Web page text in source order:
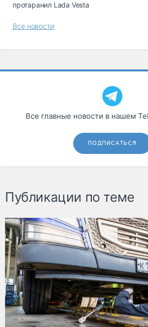
протаранил Lada Vesta
Все новости
Все главные новости в нашем
ПОДПИСАТЬСЯ
Публикации по теме